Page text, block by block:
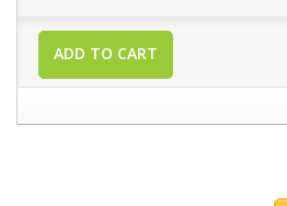
ADD TO CART